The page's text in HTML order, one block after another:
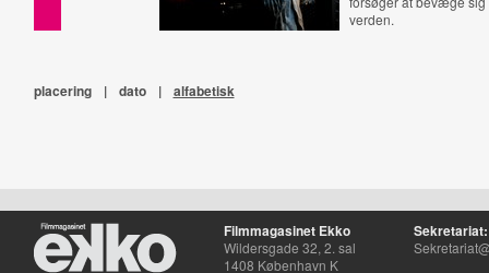
verden.
placering | dato | alfabetisk
Filmmagasinet Ekko
Wildersgade 32, 2. sal
1408 København K
Sekretariat: